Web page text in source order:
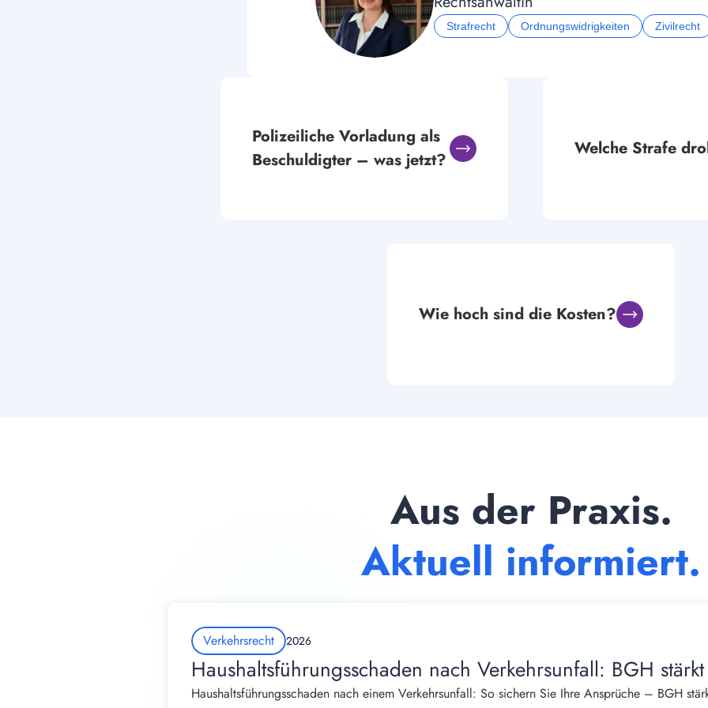
Strafrecht Ordnungswidrigkeiten Zivilrecht
Polizeiliche Vorladung als
Beschuldigter – was jetzt?
Welche Strafe
Wie hoch sind die Kosten?
Aus der Praxis.
Aktuell informiert.
Verkehrsrecht 2026
Haushaltsführungsschaden nach Verkehrsunfall: BGH
Haushaltsführungsschaden nach einem Verkehrsunfall: So sichern Sie Ihre Ansprüche – BGH